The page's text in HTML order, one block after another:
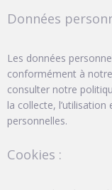
Données
Les données
conformément à
consulter notre
la collecte,
personnelles.
Cookies :